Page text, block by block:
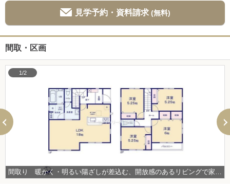
見学予約・資料請求 (無料)
間取・区画
間取り 暖かく・明るい陽ざしが差込む、開放感のあるリビングで家族団らんステキな時間を♪ 図面と現況が異なる場合は現況優先とさせていただきます。
1/2